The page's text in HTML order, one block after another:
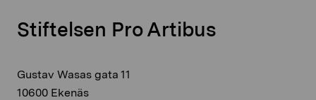
Stiftelsen Pro Artibus
Gustav Wasas gata 11
10600 Ekenäs